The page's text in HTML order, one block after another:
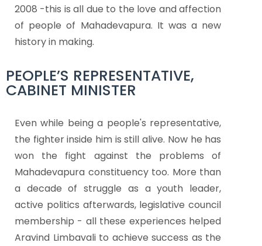
2008 -this is all due to the love and affection
of people of Mahadevapura. It was a new
history in making.
PEOPLE’S REPRESENTATIVE,
CABINET MINISTER
Even while being a people's representative,
the fighter inside him is still alive. Now he has
won the fight against the problems of
Mahadevapura constituency too. More than
a decade of struggle as a youth leader,
active politics afterwards, legislative council
membership - all these experiences helped
Aravind Limbavali to achieve success as the